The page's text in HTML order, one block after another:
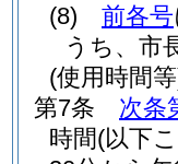
(8)
前各号
うち、市
(使用時間
第7条
次条
時間(以下